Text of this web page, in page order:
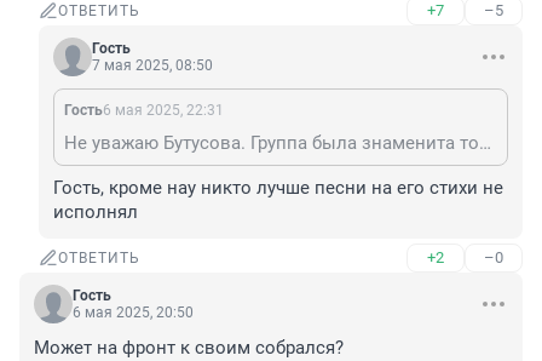
ОТВЕТИТЬ +7 –5
Гость
7 мая 2025, 08:50
Гость6 мая 2025, 22:31
Не уважаю Бутусова. Группа была знаменита только из-за стихов Кормильцева.
Гость, кроме нау никто лучше песни на его стихи не
исполнял
ОТВЕТИТЬ +2 –0
Гость
6 мая 2025, 20:50
Может на фронт к своим собрался?